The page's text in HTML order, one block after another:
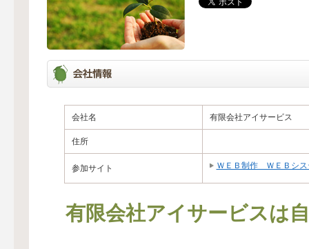
会社名 有限会社アイサービス
住所
参加サイト ＷＥＢ制作 ＷＥＢシス
有限会社アイサービスは